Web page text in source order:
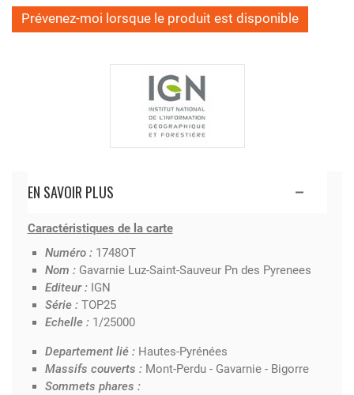
Prévenez-moi lorsque le produit est disponible
EN SAVOIR PLUS
Caractéristiques de la carte
Numéro : 1748OT
Nom : Gavarnie Luz-Saint-Sauveur Pn des Pyrenees
Editeur : IGN
Série : TOP25
Echelle : 1/25000
Departement lié : Hautes-Pyrénées
Massifs couverts : Mont-Perdu - Gavarnie - Bigorre
Sommets phares :